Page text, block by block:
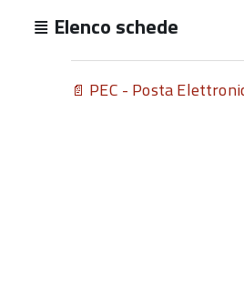
Elenco schede
PEC - Posta